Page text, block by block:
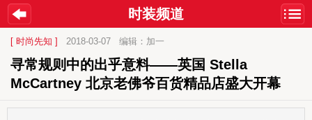
时装频道
[ 时尚先知 ] 2018-03-07 编辑：加一
寻常规则中的出乎意料——英国 Stella
McCartney 北京老佛爷百货精品店盛大开幕